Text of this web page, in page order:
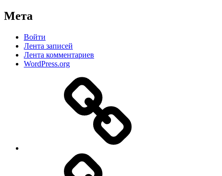
Мета
Войти
Лента записей
Лента комментариев
WordPress.org